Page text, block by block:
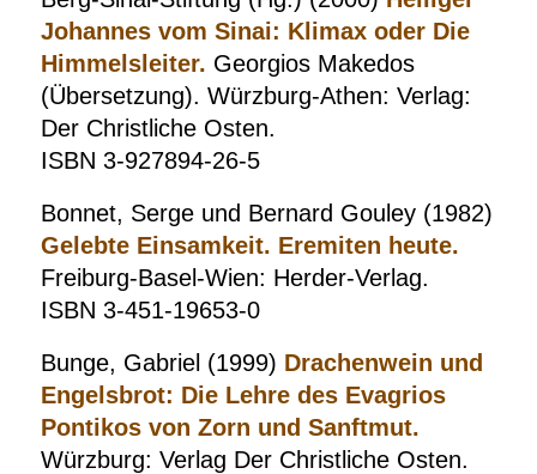
Johannes vom Sinai: Klimax oder Die
Himmelsleiter. Georgios Makedos
(Übersetzung). Würzburg-Athen: Verlag:
Der Christliche Osten.
ISBN 3-927894-26-5
Bonnet, Serge und Bernard Gouley (1982)
Gelebte Einsamkeit. Eremiten heute.
Freiburg-Basel-Wien: Herder-Verlag.
ISBN 3-451-19653-0
Bunge, Gabriel (1999) Drachenwein und
Engelsbrot: Die Lehre des Evagrios
Pontikos von Zorn und Sanftmut.
Würzburg: Verlag Der Christliche Osten.